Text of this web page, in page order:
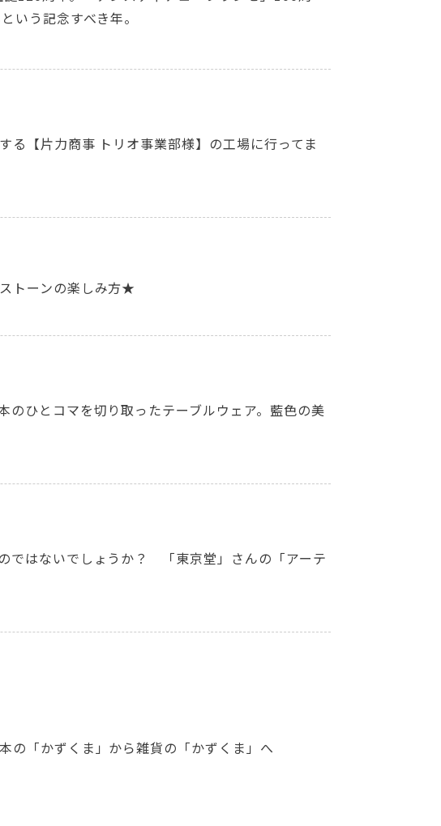
いう記念すべき年。
る【片力商事 トリオ事業部様】の工場に行ってま
トーンの楽しみ方★
のひとコマを切り取ったテーブルウェア。藍色の美
ではないでしょうか？ 「東京堂」さんの「アーテ
の「かずくま」から雑貨の「かずくま」へ